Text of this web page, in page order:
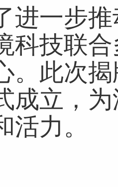
一步推
科技联
。此次
成立，
活力。